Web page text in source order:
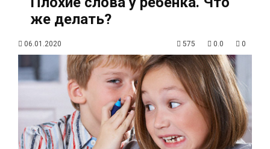
же делать?
06.01.2020 575 0.0 0